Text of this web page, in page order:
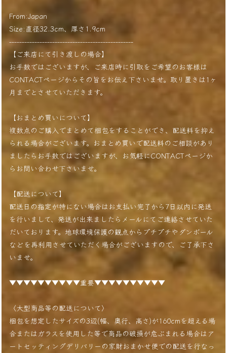
From:Japan
Size:直径32.3cm、厚さ1.9cm
-------------------------------------------------
【ご来店にて引き渡しの場合】
お手数ではございますが、ご来店時に引取をご希望のお客様は
CONTACTページからその旨をお伝え下さいませ。取り置きは1ヶ
月までとさせていただきます。
【おまとめ買いについて】
複数点のご購入でまとめて梱包をすることができ、配送料を抑え
られる場合がございます。おまとめ買いで配送料のご相談があり
ましたらお手数ではございますが、お気軽にCONTACTページか
らお問い合わせ下さいませ。
【配送について】
配送日の指定が特にない場合はお支払い完了から7日以内に発送
を行いまして、発送が出来ましたらメールにてご連絡させていた
だいております。地球環境保護の観点からプチプチやダンボール
などを再利用させていただく場合がございますので、ご了承下さ
いませ。
▼▼▼▼▼▼▼▼▼▼重要▼▼▼▼▼▼▼▼▼▼
〈大型商品等の配送について〉
梱包を想定したサイズの3辺(幅、奥行、高さ)が160cmを超える場
合またはガラスを使用した等で商品の破損が危ぶまれる場合はア
ートセッティングデリバリーの家財おまかせ便での配送を行なっ